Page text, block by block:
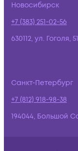
Новосибирск
+7 (383) 251-02-56
630112, ул. Гоголя, 51
Санкт-Петербург
+7 (812) 918-98-38
194044, Большой